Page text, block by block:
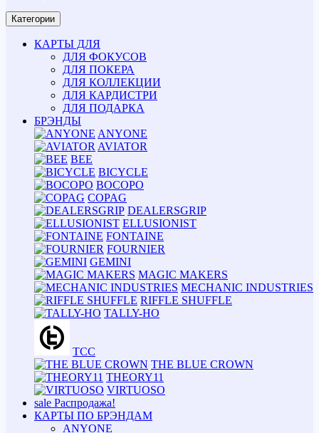
Категории
КАРТЫ ДЛЯ
ДЛЯ ФОКУСОВ
ДЛЯ ПОКЕРА
ДЛЯ КОЛЛЕКЦИИ
ДЛЯ КАРДИСТРИ
ДЛЯ ПОДАРКА
БРЭНДЫ
ANYONE
AVIATOR
BEE
BICYCLE
BOCOPO
COPAG
DEALERSGRIP
ELLUSIONIST
FONTAINE
FOURNIER
GEMINI
MAGIC MAKERS
MECHANIC INDUSTRIES
RIFFLE SHUFFLE
TALLY-HO
TCC
THE BLUE CROWN
THEORY11
VIRTUOSO
sale Распродажа!
КАРТЫ ПО БРЭНДАМ
ANYONE